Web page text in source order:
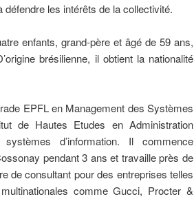
défendre les intérêts de la collectivité.
enfants, grand-père et âgé de 59 ans,
brésilienne, il obtient la nationalité
EPFL en Management des Systèmes
de Hautes Etudes en Administration
d’information. Il commence
pendant 3 ans et travaille près de
de consultant pour des entreprises telles
comme Gucci, Procter &